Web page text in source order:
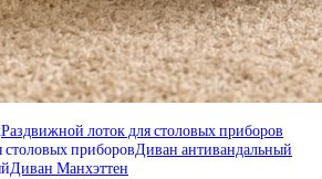
Раздвижной лоток для столовых приборов
Диван антивандальный
Диван Манхэттен